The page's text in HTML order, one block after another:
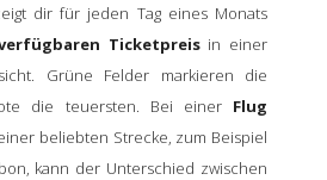
dir für jeden Tag eines Monats
Ticketpreisin einer
Grüne Felder markieren die
die teuersten. Bei einer Flug
beliebten Strecke, zum Beispiel
kann der Unterschied zwischen